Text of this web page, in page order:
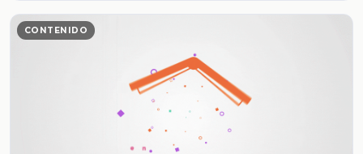
CONTENIDO